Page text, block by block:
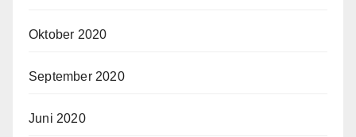
Oktober 2020
September 2020
Juni 2020